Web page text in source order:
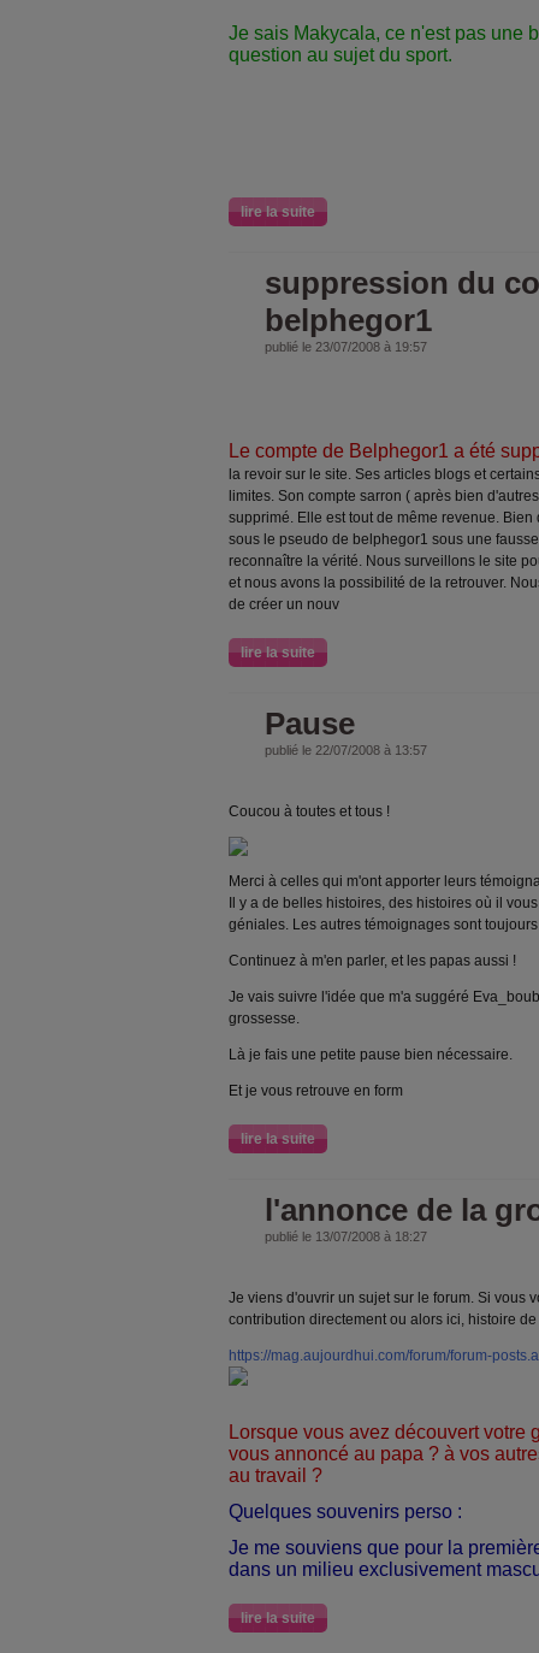
Je sais Makycala, ce n'est pas une
question au sujet du sport.
lire la suite
suppression du
belphegor1
publié le 23/07/2008 à 19:57
Le compte de Belphegor1 a été
la revoir sur le site. Ses articles blogs et
limites. Son compte sarron ( après bien
supprimé. Elle est tout de même revenue.
sous le pseudo de belphegor1 sous une
reconnaître la vérité. Nous surveillons le site
et nous avons la possibilité de la retrouver.
de créer un nouv
lire la suite
Pause
publié le 22/07/2008 à 13:57
Coucou à toutes et tous !
Merci à celles qui m'ont apporter leurs
Il y a de belles histoires, des histoires où il
géniales. Les autres témoignages sont
Continuez à m'en parler, et les papas aussi !
Je vais suivre l'idée que m'a suggéré
grossesse.
Là je fais une petite pause bien nécessaire.
Et je vous retrouve en form
lire la suite
l'annonce de la
publié le 13/07/2008 à 18:27
Je viens d'ouvrir un sujet sur le forum. Si vous
contribution directement ou alors ici, histoire
https://mag.aujourdhui.com/forum/forum-
Lorsque vous avez découvert votre
vous annoncé au papa ? à vos
au travail ?
Quelques souvenirs perso :
Je me souviens que pour la
dans un milieu exclusivement
lire la suite